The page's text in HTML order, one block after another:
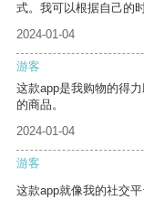
式。我可以根据自己的
2024-01-04
游客
这款app是我购物的得
的商品。
2024-01-04
游客
这款app就像我的社交